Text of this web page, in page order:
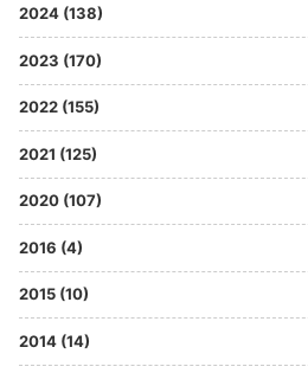
2024 (138)
2023 (170)
2022 (155)
2021 (125)
2020 (107)
2016 (4)
2015 (10)
2014 (14)